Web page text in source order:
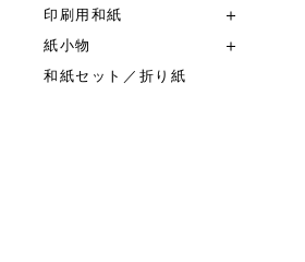
印刷用和紙
紙小物
和紙セット／折り紙